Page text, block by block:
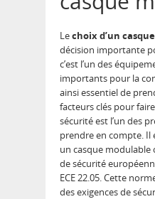
Lechoix d’un
décision importante
c’est l’un des
importants pour la
ainsi essentiel de
facteurs clés pour
sécurité est l’un des
prendre en compte.
un casque
de sécurité
ECE 22.05. Cette
des exigences de